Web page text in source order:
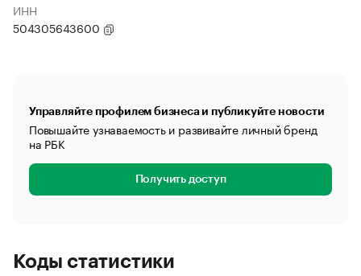
ИНН
504305643600
Управляйте профилем бизнеса и публикуйте новости
Повышайте узнаваемость и развивайте личный бренд
на РБК
Получить доступ
Коды статистики